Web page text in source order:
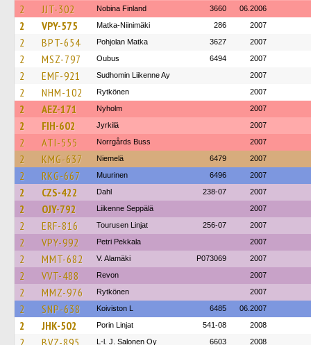
2 JJT-302 Nobina Finland 3660 06.2006
2 VPY-575 Matka-Niinimäki 286 2007
2 BPT-654 Pohjolan Matka 3627 2007
2 MSZ-797 Oubus 6494 2007
2 EMF-921 Sudhomin Liikenne Ay 2007
2 NHM-102 Rytkönen 2007
2 AEZ-171 Nyholm 2007
2 FIH-602 Jyrkilä 2007
2 ATI-555 Norrgårds Buss 2007
2 KMG-637 Niemelä 6479 2007
2 RKG-667 Muurinen 6496 2007
2 CZS-422 Dahl 238-07 2007
2 OJY-792 Liikenne Seppälä 2007
2 ERF-816 Tourusen Linjat 256-07 2007
2 VPY-992 Petri Pekkala 2007
2 MMT-682 V. Alamäki P073069 2007
2 VVT-488 Revon 2007
2 MMZ-976 Rytkönen 2007
2 SNP-638 Koiviston L 6485 06.2007
2 JHK-502 Porin Linjat 541-08 2008
2 BVZ-895 L-l. J. Salonen Oy 6603 2008